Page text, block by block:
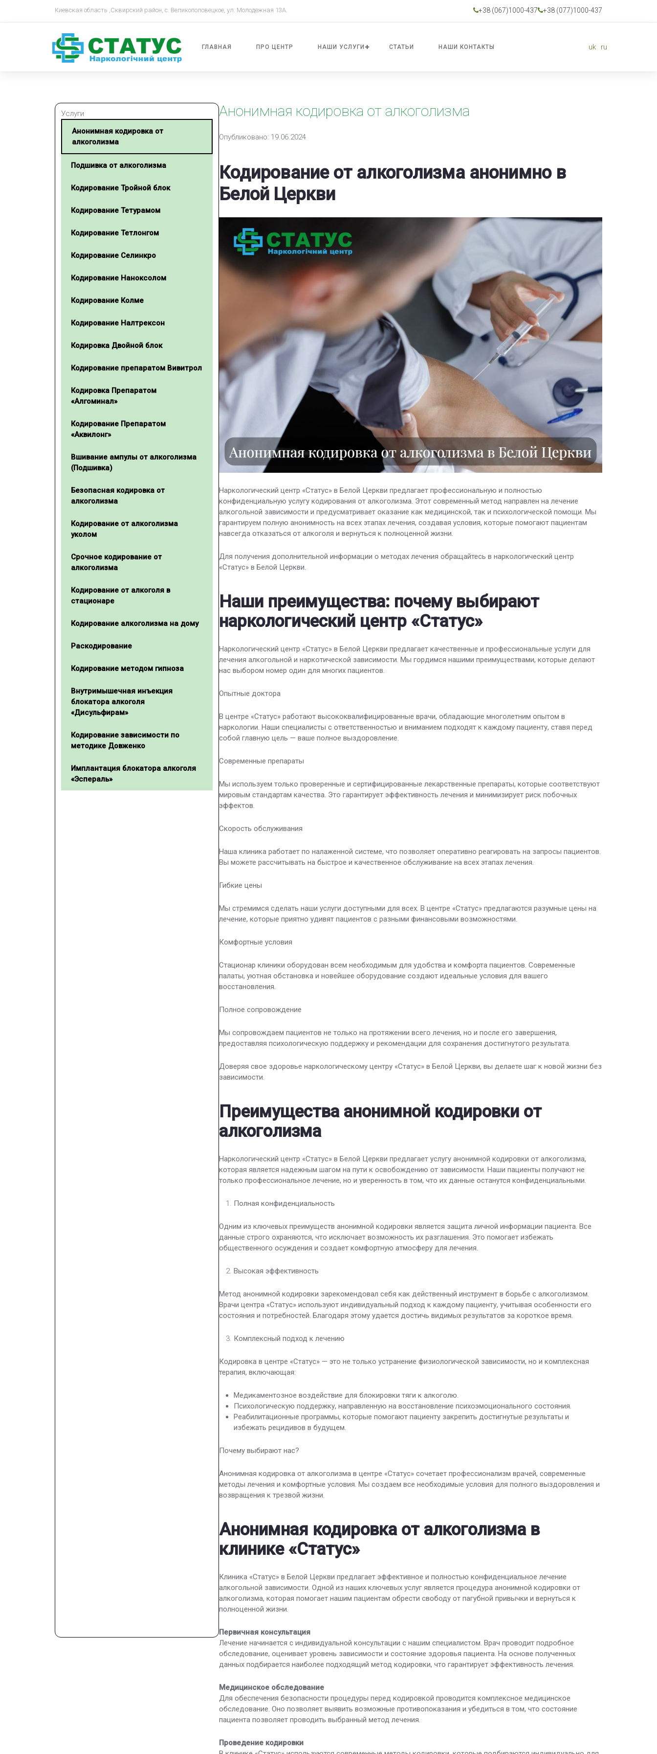
Киевская область ,Сквирский район, с. Великополовецкое, ул. Молодежная 13А. +38 (067)1000-437 +38 (077)1000-437
ГЛАВНАЯ ПРО ЦЕНТР НАШИ УСЛУГИ СТАТЬИ НАШИ КОНТАКТЫ uk ru
Услуги
Анонимная кодировка от
алкоголизма
Подшивка от алкоголизма
Кодирование Тройной блок
Кодирование Тетурамом
Кодирование Тетлонгом
Кодирование Селинкро
Кодирование Наноксолом
Кодирование Колме
Кодирование Налтрексон
Кодировка Двойной блок
Кодирование препаратом Вивитрол
Кодировка Препаратом
«Алгоминал»
Кодирование Препаратом
«Аквилонг»
Вшивание ампулы от алкоголизма
(Подшивка)
Безопасная кодировка от
алкоголизма
Кодирование от алкоголизма
уколом
Срочное кодирование от
алкоголизма
Кодирование от алкоголя в
стационаре
Кодирование алкоголизма на дому
Раскодирование
Кодирование методом гипноза
Внутримышечная инъекция
блокатора алкоголя
«Дисульфирам»
Кодирование зависимости по
методике Довженко
Имплантация блокатора алкоголя
«Эспераль»
Анонимная кодировка от алкоголизма
Опубликовано: 19.06.2024
Кодирование от алкоголизма анонимно в
Белой Церкви
Наркологический центр «Статус» в Белой Церкви предлагает профессиональную и полностью
конфиденциальную услугу кодирования от алкоголизма. Этот современный метод направлен на лечение
алкогольной зависимости и предусматривает оказание как медицинской, так и психологической помощи. Мы
гарантируем полную анонимность на всех этапах лечения, создавая условия, которые помогают пациентам
навсегда отказаться от алкоголя и вернуться к полноценной жизни.
Для получения дополнительной информации о методах лечения обращайтесь в наркологический центр
«Статус» в Белой Церкви.
Наши преимущества: почему выбирают
наркологический центр «Статус»
Наркологический центр «Статус» в Белой Церкви предлагает качественные и профессиональные услуги для
лечения алкогольной и наркотической зависимости. Мы гордимся нашими преимуществами, которые делают
нас выбором номер один для многих пациентов.
Опытные доктора
В центре «Статус» работают высококвалифицированные врачи, обладающие многолетним опытом в
наркологии. Наши специалисты с ответственностью и вниманием подходят к каждому пациенту, ставя перед
собой главную цель — ваше полное выздоровление.
Современные препараты
Мы используем только проверенные и сертифицированные лекарственные препараты, которые соответствуют
мировым стандартам качества. Это гарантирует эффективность лечения и минимизирует риск побочных
эффектов.
Скорость обслуживания
Наша клиника работает по налаженной системе, что позволяет оперативно реагировать на запросы пациентов.
Вы можете рассчитывать на быстрое и качественное обслуживание на всех этапах лечения.
Гибкие цены
Мы стремимся сделать наши услуги доступными для всех. В центре «Статус» предлагаются разумные цены на
лечение, которые приятно удивят пациентов с разными финансовыми возможностями.
Комфортные условия
Стационар клиники оборудован всем необходимым для удобства и комфорта пациентов. Современные
палаты, уютная обстановка и новейшее оборудование создают идеальные условия для вашего
восстановления.
Полное сопровождение
Мы сопровождаем пациентов не только на протяжении всего лечения, но и после его завершения,
предоставляя психологическую поддержку и рекомендации для сохранения достигнутого результата.
Доверяя свое здоровье наркологическому центру «Статус» в Белой Церкви, вы делаете шаг к новой жизни без
зависимости.
Преимущества анонимной кодировки от
алкоголизма
Наркологический центр «Статус» в Белой Церкви предлагает услугу анонимной кодировки от алкоголизма,
которая является надежным шагом на пути к освобождению от зависимости. Наши пациенты получают не
только профессиональное лечение, но и уверенность в том, что их данные останутся конфиденциальными.
Полная конфиденциальность
Одним из ключевых преимуществ анонимной кодировки является защита личной информации пациента. Все
данные строго охраняются, что исключает возможность их разглашения. Это помогает избежать
общественного осуждения и создает комфортную атмосферу для лечения.
Высокая эффективность
Метод анонимной кодировки зарекомендовал себя как действенный инструмент в борьбе с алкоголизмом.
Врачи центра «Статус» используют индивидуальный подход к каждому пациенту, учитывая особенности его
состояния и потребностей. Благодаря этому удается достичь видимых результатов за короткое время.
Комплексный подход к лечению
Кодировка в центре «Статус» — это не только устранение физиологической зависимости, но и комплексная
терапия, включающая:
Медикаментозное воздействие для блокировки тяги к алкоголю.
Психологическую поддержку, направленную на восстановление психоэмоционального состояния.
Реабилитационные программы, которые помогают пациенту закрепить достигнутые результаты и
избежать рецидивов в будущем.
Почему выбирают нас?
Анонимная кодировка от алкоголизма в центре «Статус» сочетает профессионализм врачей, современные
методы лечения и комфортные условия. Мы создаем все необходимые условия для полного выздоровления и
возвращения к трезвой жизни.
Анонимная кодировка от алкоголизма в
клинике «Статус»
Клиника «Статус» в Белой Церкви предлагает эффективное и полностью конфиденциальное лечение
алкогольной зависимости. Одной из наших ключевых услуг является процедура анонимной кодировки от
алкоголизма, которая помогает нашим пациентам обрести свободу от пагубной привычки и вернуться к
полноценной жизни.
Первичная консультация
Лечение начинается с индивидуальной консультации с нашим специалистом. Врач проводит подробное
обследование, оценивает уровень зависимости и состояние здоровья пациента. На основе полученных
данных подбирается наиболее подходящий метод кодировки, что гарантирует эффективность лечения.
Медицинское обследование
Для обеспечения безопасности процедуры перед кодировкой проводится комплексное медицинское
обследование. Оно позволяет выявить возможные противопоказания и убедиться в том, что состояние
пациента позволяет проводить выбранный метод лечения.
Проведение кодировки